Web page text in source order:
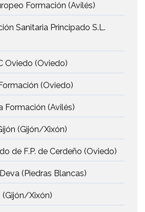
Formación (Avilés)
Sanitaria Principado S.L.
Oviedo (Oviedo)
(Oviedo)
Formación (Avilés)
(Gijón/Xixón)
de F.P. de Cerdeño (Oviedo)
(Piedras Blancas)
(Gijón/Xixón)